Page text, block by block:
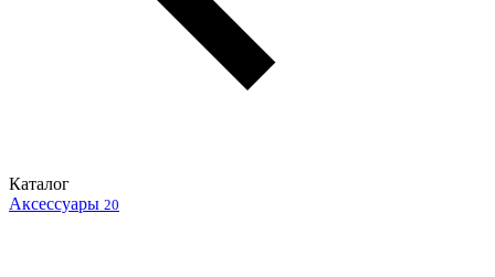
Каталог
Аксессуары 20